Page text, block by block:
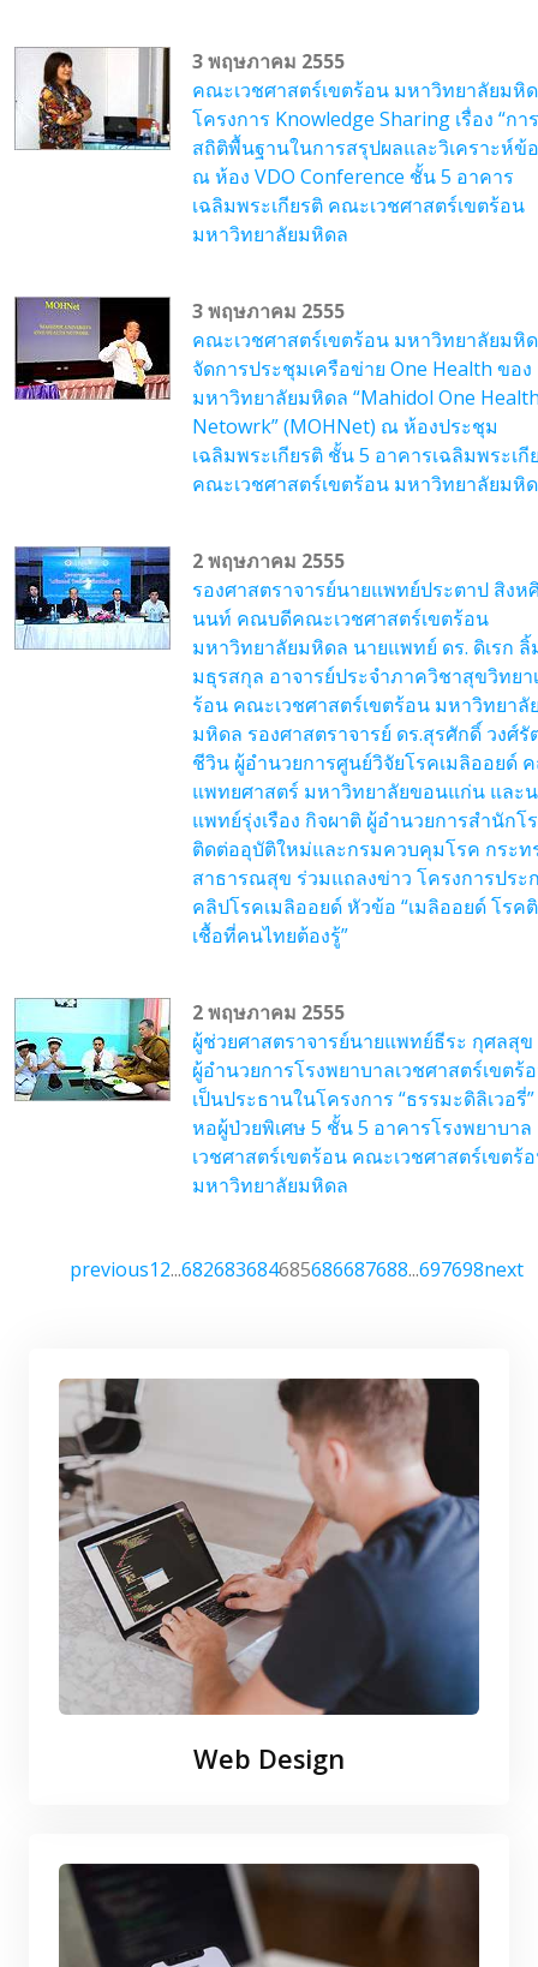
3 พฤษภาคม 2555
คณะเวชศาสตร์เขตร้อน มหาวิทยาลัยมหิ
โครงการ Knowledge Sharing เรื่อง “กา
สถิติพื้นฐานในการสรุปผลและวิเคราะห์ข้
ณ ห้อง VDO Conference ชั้น 5 อาคาร
เฉลิมพระเกียรติ คณะเวชศาสตร์เขตร้อน
มหาวิทยาลัยมหิดล
3 พฤษภาคม 2555
คณะเวชศาสตร์เขตร้อน มหาวิทยาลัยมหิ
จัดการประชุมเครือข่าย One Health ของ
มหาวิทยาลัยมหิดล “Mahidol One
Netowrk” (MOHNet) ณ ห้องประชุม
เฉลิมพระเกียรติ ชั้น 5 อาคารเฉลิมพระเกี
คณะเวชศาสตร์เขตร้อน มหาวิทยาลัยมหิ
2 พฤษภาคม 2555
รองศาสตราจารย์นายแพทย์ประตาป สิงห
นนท์ คณบดีคณะเวชศาสตร์เขตร้อน
มหาวิทยาลัยมหิดล นายแพทย์ ดร. ดิเรก ลิ้
มธุรสกุล อาจารย์ประจำภาควิชาสุขวิทยา
ร้อน คณะเวชศาสตร์เขตร้อน มหาวิทยาลั
มหิดล รองศาสตราจารย์ ดร.สุรศักดิ์ วงศ์รั
ชีวิน ผู้อำนวยการศูนย์วิจัยโรคเมลิออยด์
แพทยศาสตร์ มหาวิทยาลัยขอนแก่น และ
แพทย์รุ่งเรือง กิจผาติ ผู้อำนวยการสำนักโ
ติดต่ออุบัติใหม่และกรมควบคุมโรค กระท
สาธารณสุข ร่วมแถลงข่าว โครงการประ
คลิปโรคเมลิออยด์ หัวข้อ “เมลิออยด์ โรค
เชื้อที่คนไทยต้องรู้”
2 พฤษภาคม 2555
ผู้ช่วยศาสตราจารย์นายแพทย์ธีระ กุศลสุข
ผู้อำนวยการโรงพยาบาลเวชศาสตร์เขตร้
เป็นประธานในโครงการ “ธรรมะดิลิเวอรี่
หอผู้ป่วยพิเศษ 5 ชั้น 5 อาคารโรงพยาบาล
เวชศาสตร์เขตร้อน คณะเวชศาสตร์เขตร้
มหาวิทยาลัยมหิดล
previous12...682683684685686687688...697698next
Web Design